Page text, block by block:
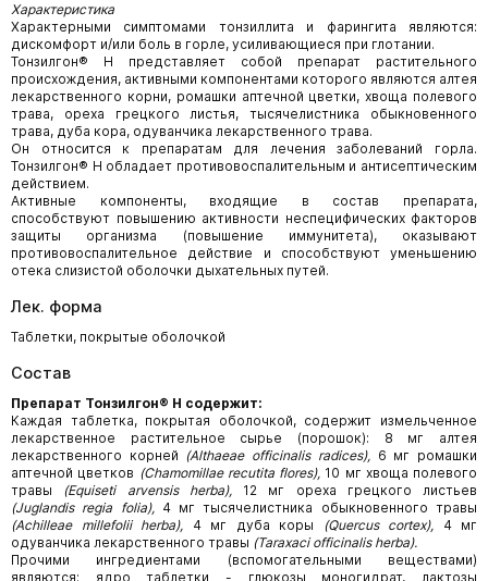
Характеристика
Характерными симптомами тонзиллита и фарингита являются:
дискомфорт и/или боль в горле, усиливающиеся при глотании.
Тонзилгон® Н представляет собой препарат растительного
происхождения, активными компонентами которого являются алтея
лекарственного корни, ромашки аптечной цветки, хвоща полевого
трава, ореха грецкого листья, тысячелистника обыкновенного
трава, дуба кора, одуванчика лекарственного трава.
Он относится к препаратам для лечения заболеваний горла.
Тонзилгон® Н обладает противовоспалительным и антисептическим
действием.
Активные компоненты, входящие в состав препарата,
способствуют повышению активности неспецифических факторов
защиты организма (повышение иммунитета), оказывают
противовоспалительное действие и способствуют уменьшению
отека слизистой оболочки дыхательных путей.
Лек. форма
Таблетки, покрытые оболочкой
Состав
Препарат Тонзилгон® Н содержит:
Каждая таблетка, покрытая оболочкой, содержит измельченное
лекарственное растительное сырье (порошок): 8 мг алтея
лекарственного корней (Althaeae officinalis radices),6 мг ромашки
аптечной цветков (Chamomillae recutita flores), 10 мг хвоща полевого
травы
(Equiseti arvensis herba),12 мг ореха грецкого листьев
(Juglandis regia folia),4 мг тысячелистника обыкновенного травы
(Achilleae millefolii herba), 4 мг дуба коры (Quercus cortex), 4 мг
одуванчика лекарственного травы (Taraxaci officinalis herba).
Прочими ингредиентами (вспомогательными веществами)
являются: ядро таблетки - глюкозы моногидрат, лактозы